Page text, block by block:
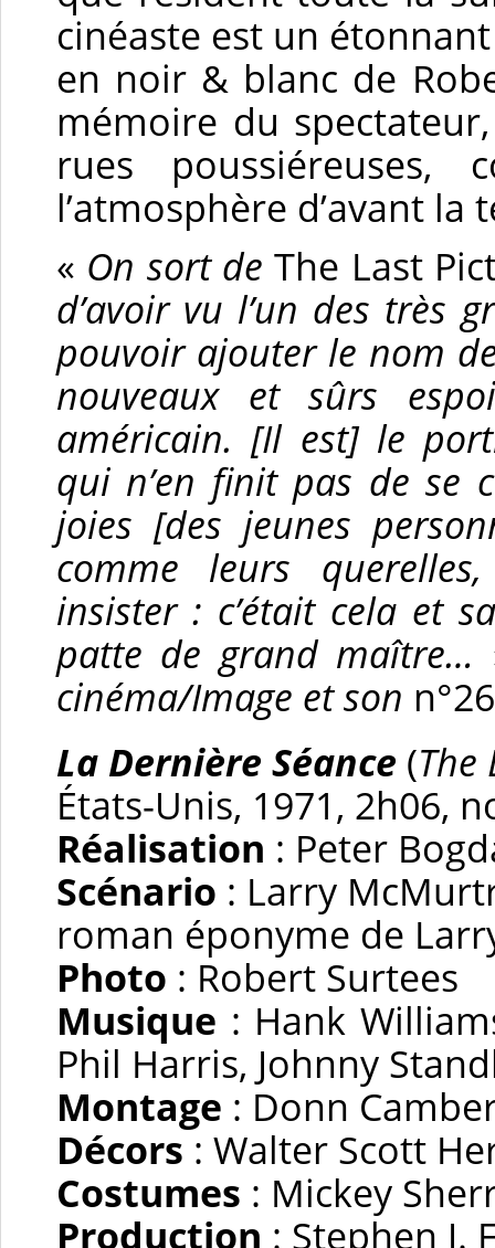
cinéaste est un
en noir & blanc de
mémoire du
rues
l’atmosphère d’avant la
« On sort deThe Last
d’avoir vu l’un des très
pouvoir ajouter le nom
nouveaux et sûrs
américain. [Il est] le
qui n’en finit pas de se
joies [des jeunes
comme leurs
insister : c’était cela et
patte de grand maître…
cinéma/Image et son
La Dernière Séance (The
États-Unis, 1971, 2h06,
Réalisation : Peter
Scénario : Larry
roman éponyme de
Photo : Robert Surtees
Musique : Hank
Phil Harris, Johnny
Montage : Donn
Décors : Walter Scott
Costumes : Mickey
Production : Stephen